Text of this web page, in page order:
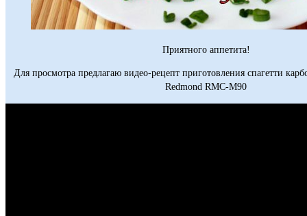
Приятного аппетита!
Для просмотра предлагаю видео-рецепт приготовления спагетти
Redmond RMC-M90